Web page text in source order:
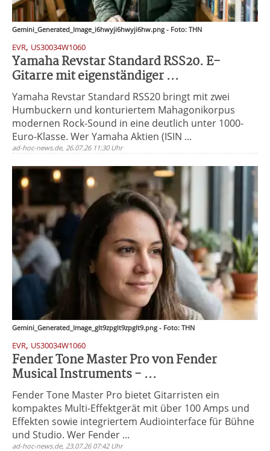
Gemini_Generated_Image_i6hwyji6hwyji6hw.png - Foto: THN
EVR, US30034W1060
Yamaha Revstar Standard RSS20. E-
Gitarre mit eigenständiger ...
Yamaha Revstar Standard RSS20 bringt mit zwei
Humbuckern und konturiertem Mahagonikorpus
modernen Rock-Sound in eine deutlich unter 1000-
Euro-Klasse. Wer Yamaha Aktien (ISIN ...
ad-hoc-news.de, 26.07.26 11:30 Uhr
Gemini_Generated_Image_glt9zpglt9zpglt9.png - Foto: THN
EVR, US30034W1060
Fender Tone Master Pro von Fender
Musical Instruments - ...
Fender Tone Master Pro bietet Gitarristen ein
kompaktes Multi-Effektgerät mit über 100 Amps und
Effekten sowie integriertem Audiointerface für Bühne
und Studio. Wer Fender ...
ad-hoc-news.de, 23.07.26 07:42 Uhr